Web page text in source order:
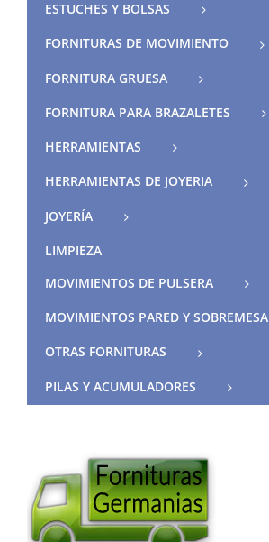
ESTUCHES Y BOLSAS
FORNITURAS DE MOVIMIENTO
FORNITURA GRUESA
FORNITURA PARA BRAZALETES
HERRAMIENTAS
HERRAMIENTAS DE JOYERIA
JOYERÍA
LIMPIEZA
MOVIMIENTOS DE PULSERA
MOVIMIENTOS PARED Y SOBREMESA
OTRAS FORNITURAS
PILAS Y ACUMULADORES